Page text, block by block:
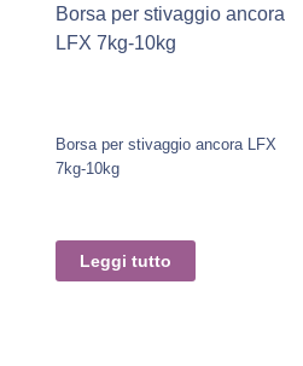
Borsa per stivaggio ancora
LFX 7kg-10kg
Borsa per stivaggio ancora LFX
7kg-10kg
Leggi tutto